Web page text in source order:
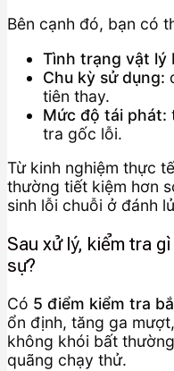
Bên cạnh đó, bạn có
Tình trạng vật lý
Chu kỳ sử dụng:
tiên thay.
Mức độ tái phát:
tra gốc lỗi.
Từ kinh nghiệm thực
thường tiết kiệm hơn
sinh lỗi chuỗi ở đánh
Sau xử lý, kiểm tra
sự?
Có 5 điểm kiểm tra
ổn định, tăng ga
không khói bất
quãng chạy thử.